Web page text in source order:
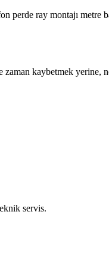
perde ray montajı metre
kaybetmek yerine,
servis.